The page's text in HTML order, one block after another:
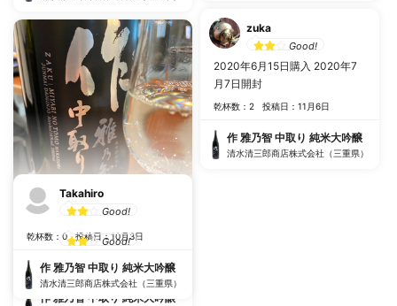
zuka
Good!
2020年6月15日購入 2020年7
月7日開封
乾杯数：2 投稿日：11月6日
作 雅乃智 中取り 純米大吟醸
清水清三郎商店株式会社（三重県）
Good!
乾杯数：0 投稿日：11月2日
作 雅乃智 中取り 純米大吟醸
Takahiro
Good!
乾杯数：0 投稿日：10月3日
作 雅乃智 中取り 純米大吟醸
清水清三郎商店株式会社（三重県）